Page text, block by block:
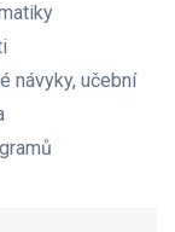
návyky, učební